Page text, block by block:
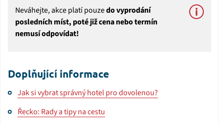
Neváhejte, akce platí pouzedo vyprodání
posledních míst, poté již cena nebo termín
nemusí odpovídat!
Doplňující informace
Jak si vybrat správný hotel pro dovolenou?
Řecko: Rady a tipy na cestu